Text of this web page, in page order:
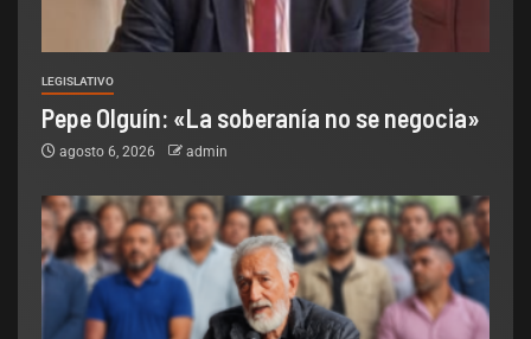
LEGISLATIVO
Pepe Olguín: «La soberanía no se negocia»
agosto 6, 2026 admin